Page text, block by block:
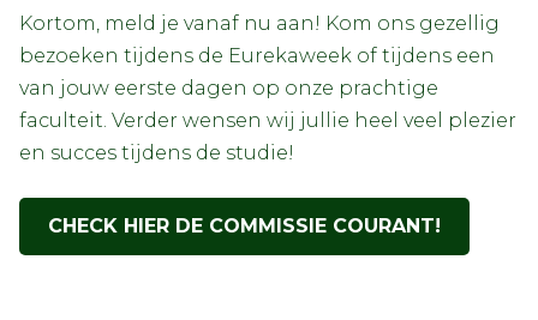
Kortom, meld je vanaf nu aan! Kom ons gezellig
bezoeken tijdens de Eurekaweek of tijdens een
van jouw eerste dagen op onze prachtige
faculteit. Verder wensen wij jullie heel veel plezier
en succes tijdens de studie!
CHECK HIER DE COMMISSIE COURANT!